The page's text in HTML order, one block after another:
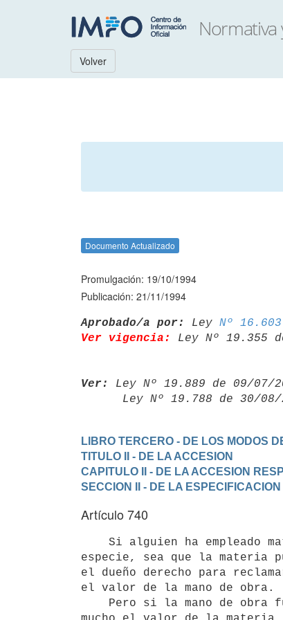
Volver
Documento Actualizado
Promulgación: 19/10/1994
Publicación: 21/11/1994
Aprobado/a por: Ley Nº 16.603
Ver vigencia:
Ley Nº 19.355
Ver: Ley Nº 19.889 de 09/
Ley Nº 19.788 de 30/
LIBRO TERCERO - DE LOS MODOS
TITULO II - DE LA ACCESION
CAPITULO II - DE LA ACCESION
SECCION II - DE LA ESPECIFICACION
Artículo 740
especie, sea que la materia
el dueño derecho para
el valor de la mano de obra.